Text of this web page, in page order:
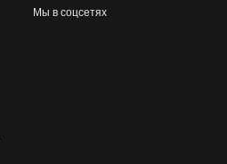
Мы в соцсетях